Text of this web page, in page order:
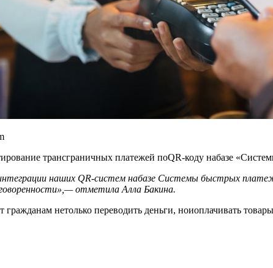
трансграничных платежей поQR-коду набазе
наших QR-систем набазе Системы быстрых
отметила Алла Бакина.
гражданам нетолько переводить деньги, ноиоплачивать